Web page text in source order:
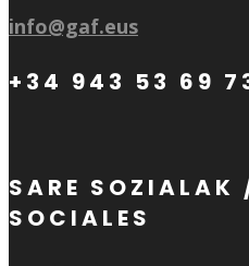
info@gaf.eus
+34 943 53 69
SARE SOZIALAK
SOCIALES